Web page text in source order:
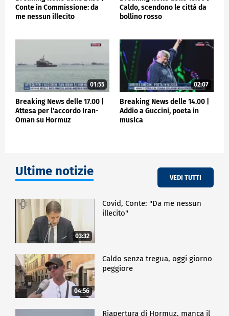
Conte in Commissione: da
me nessun illecito
Caldo, scendono le città da
bollino rosso
01:55
Breaking News delle 17.00 |
Attesa per l'accordo Iran-
Oman su Hormuz
02:07
Breaking News delle 14.00 |
Addio a Guccini, poeta in
musica
Ultime notizie VEDI TUTTI
03:32
Covid, Conte: "Da me nessun
illecito"
04:56
Caldo senza tregua, oggi giorno
peggiore
Riapertura di Hormuz, manca il